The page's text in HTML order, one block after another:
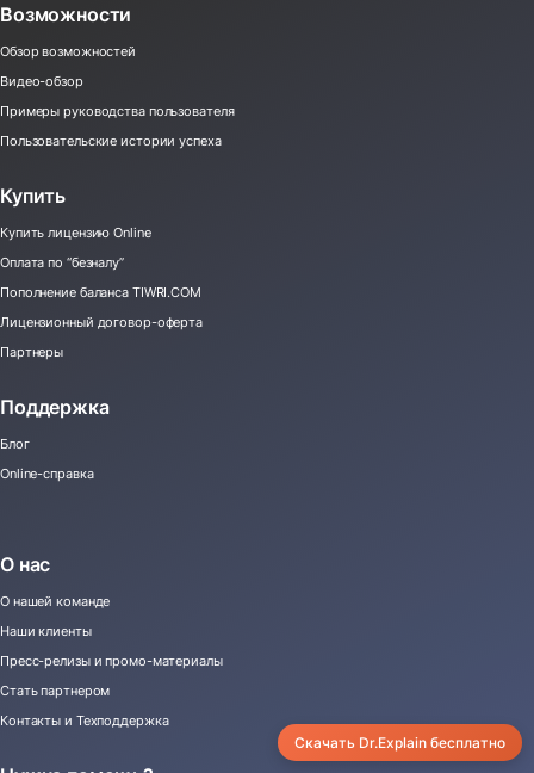
Возможности
Обзор возможностей
Видео-обзор
Примеры руководства пользователя
Пользовательские истории успеха
Купить
Купить лицензию Online
Оплата по “безналу”
Пополнение баланса TIWRI.COM
Лицензионный договор-оферта
Партнеры
Поддержка
Блог
Online-справка
О нас
О нашей команде
Наши клиенты
Пресс-релизы и промо-материалы
Стать партнером
Контакты и Техподдержка
Скачать Dr.Explain бесплатно